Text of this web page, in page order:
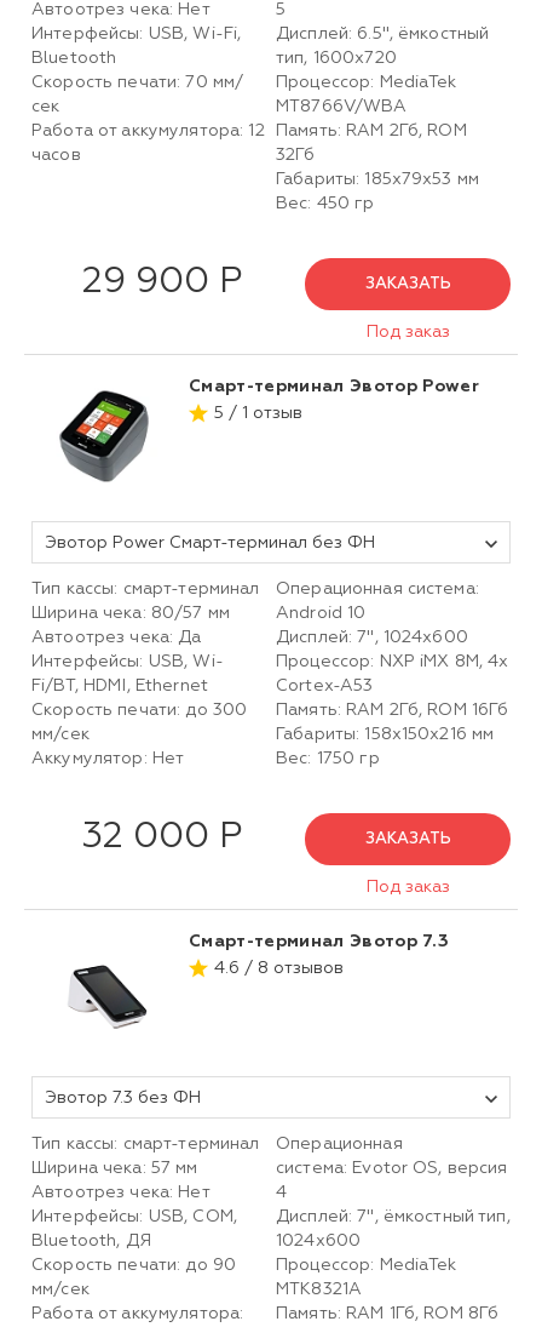
Автоотрез чека: Нет
Интерфейсы: USB, Wi-Fi,
Bluetooth
Скорость печати: 70 мм/
сек
Работа от аккумулятора: 12
часов
5
Дисплей: 6.5", ёмкостный
тип, 1600х720
Процессор: MediaTek
MT8766V/WBA
Память: RAM 2Гб, ROM
32Гб
Габариты: 185х79х53 мм
Вес: 450 гр
29 900 Р ЗАКАЗАТЬ
Под заказ
Смарт-терминал Эвотор Power
5 / 1 отзыв
Эвотор Power Смарт-терминал без ФН
Тип кассы: смарт-терминал
Ширина чека: 80/57 мм
Автоотрез чека: Да
Интерфейсы: USB, Wi-
Fi/BT, HDMI, Ethernet
Скорость печати: до 300
мм/сек
Аккумулятор: Нет
Операционная система:
Android 10
Дисплей: 7", 1024х600
Процессор: NXP iMX 8M, 4x
Cortex-A53
Память: RAM 2Гб, ROM 16Гб
Габариты: 158х150х216 мм
Вес: 1750 гр
32 000 Р ЗАКАЗАТЬ
Под заказ
Смарт-терминал Эвотор 7.3
4.6 / 8 отзывов
Эвотор 7.3 без ФН
Тип кассы: смарт-терминал
Ширина чека: 57 мм
Автоотрез чека: Нет
Интерфейсы: USB, COM,
Bluetooth, ДЯ
Скорость печати: до 90
мм/сек
Работа от аккумулятора:
Операционная
система: Evotor OS, версия
4
Дисплей: 7", ёмкостный тип,
1024х600
Процессор: MediaTek
MTK8321A
Память: RAM 1Гб, ROM 8Гб